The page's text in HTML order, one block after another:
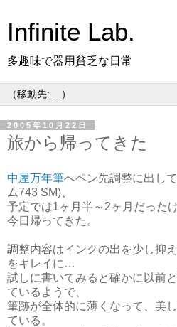
Infinite Lab.
多趣味で器用貧乏な日常
2005年10月22日
旅から帰ってきた
中屋万年筆へペン先調整に出し
ム743 SM)、
予定では1ヶ月半～2ヶ月だった
今日帰ってきた。
調整内容はインクの出を少し抑
をキレイに…
試しに書いてみると確かに以前
ているようで、
筆跡が全体的に薄くなって、美
ている。